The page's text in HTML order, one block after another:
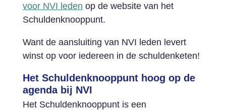
voor NVI leden op de website van het
Schuldenknooppunt.
Want de aansluiting van NVI leden levert
winst op voor iedereen in de schuldenketen!
Het Schuldenknooppunt hoog op de
agenda bij NVI
Het Schuldenknooppunt is een